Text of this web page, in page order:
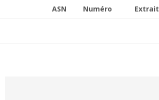
ASN Numéro
Extrait